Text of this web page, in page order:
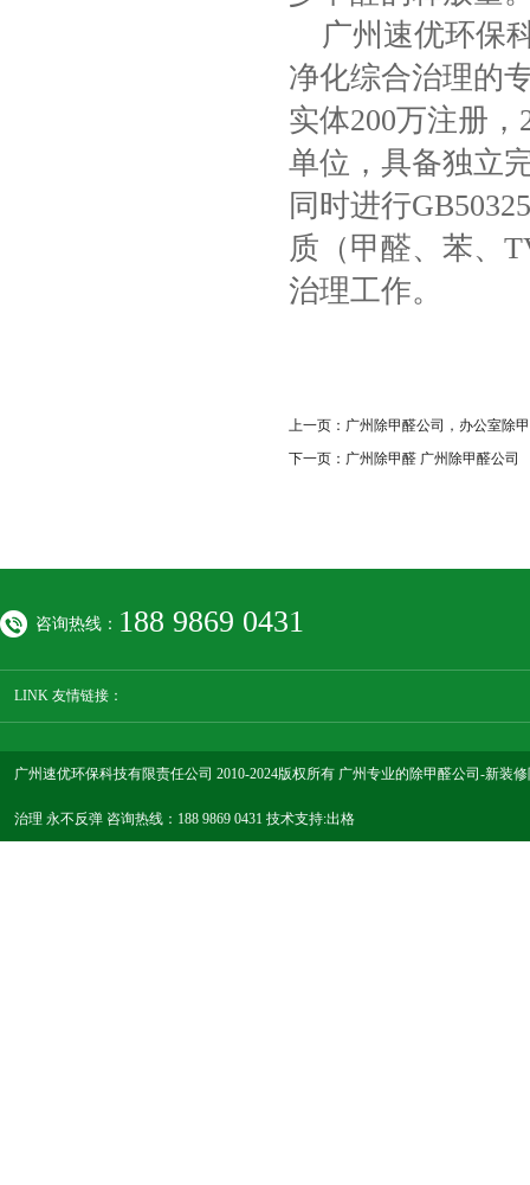
广州速优环保
净化综合治理的
实体200万注册
单位，具备独立
同时进行
质（甲醛、苯、
治理工作。
上一页： 广州除甲醛公司，办公室除
下一页： 广州除甲醛 广州除甲醛公司
咨询热线： 188 9869 0431
LINK 友情链接：
广州速优环保科技有限责任公司 2010-2024版权所有 广州专业的除甲醛公司-新
治理 永不反弹 咨询热线：188 9869 0431 技术支持:出格